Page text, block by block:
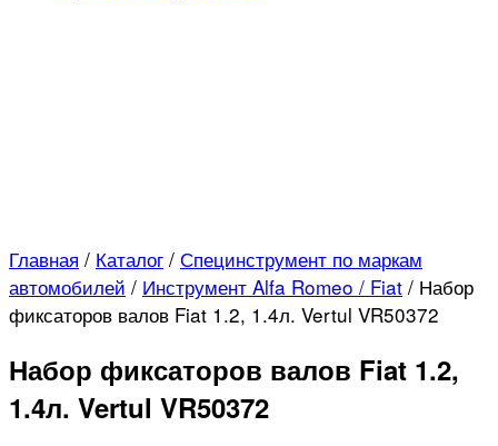
Главная / Каталог / Специнструмент по маркам
автомобилей / Инструмент Alfa Romeo / Fiat / Набор
фиксаторов валов Fiat 1.2, 1.4л. Vertul VR50372
Набор фиксаторов валов Fiat 1.2,
1.4л. Vertul VR50372